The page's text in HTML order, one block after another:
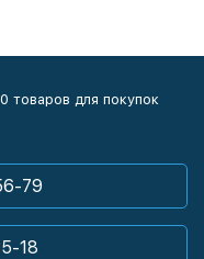
для покупок
79
18